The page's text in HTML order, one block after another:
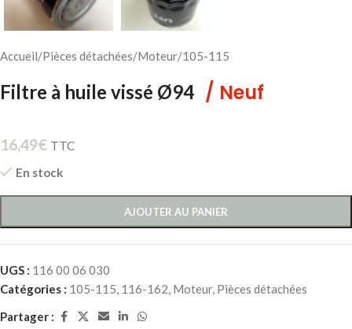
Accueil/Pièces détachées/Moteur/105-115
Filtre à huile vissé Ø94 / Neuf
16,49€ TTC
En stock
AJOUTER AU PANIER
UGS : 116 00 06 030
Catégories : 105-115, 116-162, Moteur, Pièces détachées
Partager :